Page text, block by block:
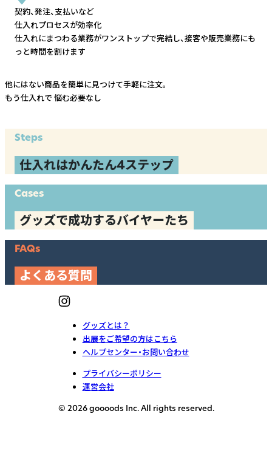
契約、発注、支払いなど
仕入れプロセスが効率化
仕入れにまつわる業務がワンストップで完結し、接客や販売業務にも
っと時間を割けます
他にはない商品を簡単に見つけて手軽に注文。
もう仕入れで 悩む必要なし
Steps
仕入れはかんたん4ステップ
Cases
グッズで成功するバイヤーたち
FAQs
よくある質問
グッズとは？
出展をご希望の方はこちら
ヘルプセンター・お問い合わせ
プライバシーポリシー
運営会社
© 2026 goooods Inc. All rights reserved.